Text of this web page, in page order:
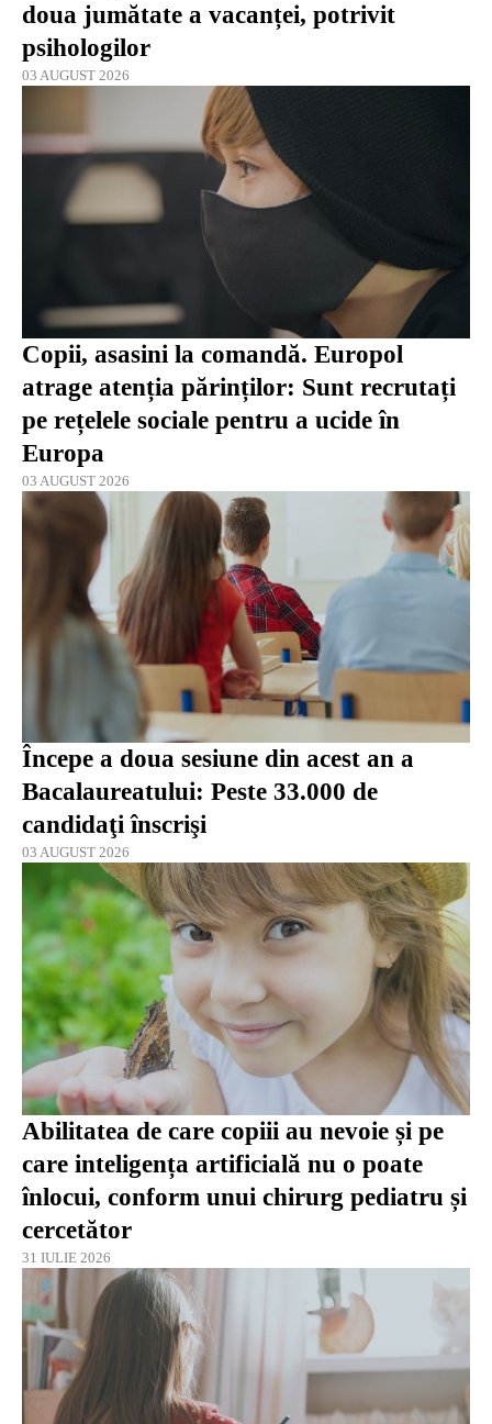
doua jumătate a vacanței, potrivit
psihologilor
03 AUGUST 2026
Copii, asasini la comandă. Europol
atrage atenția părinților: Sunt recrutați
pe rețelele sociale pentru a ucide în
Europa
03 AUGUST 2026
Începe a doua sesiune din acest an a
Bacalaureatului: Peste 33.000 de
candidaţi înscrişi
03 AUGUST 2026
Abilitatea de care copiii au nevoie și pe
care inteligența artificială nu o poate
înlocui, conform unui chirurg pediatru și
cercetător
31 IULIE 2026